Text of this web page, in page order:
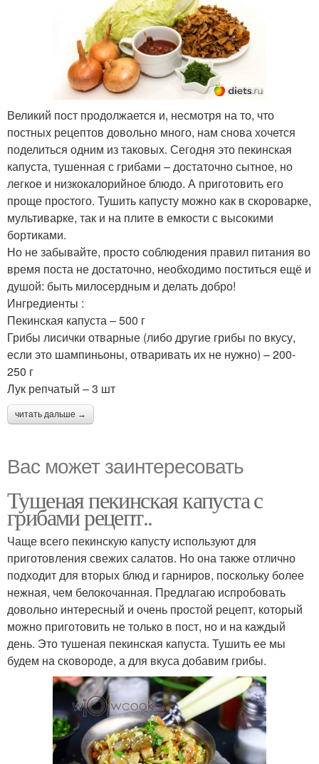
Великий пост продолжается и, несмотря на то, что
постных рецептов довольно много, нам снова хочется
поделиться одним из таковых. Сегодня это пекинская
капуста, тушенная с грибами – достаточно сытное, но
легкое и низкокалорийное блюдо. А приготовить его
проще простого. Тушить капусту можно как в скороварке,
мультиварке, так и на плите в емкости с высокими
бортиками.
Но не забывайте, просто соблюдения правил питания во
время поста не достаточно, необходимо поститься ещё и
душой: быть милосердным и делать добро!
Ингредиенты :
Пекинская капуста – 500 г
Грибы лисички отварные (либо другие грибы по вкусу,
если это шампиньоны, отваривать их не нужно) – 200-
250 г
Лук репчатый – 3 шт
читать дальше →
Вас может заинтересовать
Тушеная пекинская капуста с
грибами рецепт..
Чаще всего пекинскую капусту используют для
приготовления свежих салатов. Но она также отлично
подходит для вторых блюд и гарниров, поскольку более
нежная, чем белокочанная. Предлагаю испробовать
довольно интересный и очень простой рецепт, который
можно приготовить не только в пост, но и на каждый
день. Это тушеная пекинская капуста. Тушить ее мы
будем на сковороде, а для вкуса добавим грибы.